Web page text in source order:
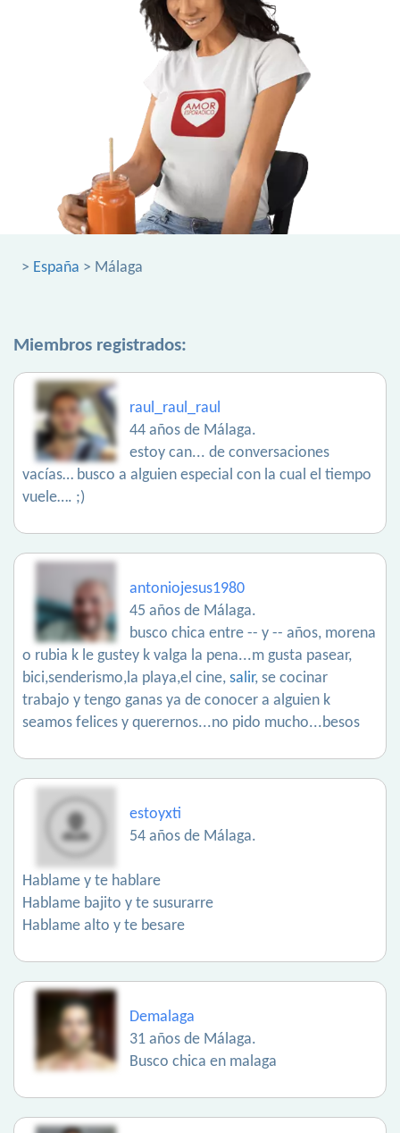
> España > Málaga
Miembros registrados:
raul_raul_raul
44 años de Málaga.
estoy can... de conversaciones
vacías… busco a alguien especial con la cual el tiempo
vuele…. ;)
antoniojesus1980
45 años de Málaga.
busco chica entre -- y -- años, morena
o rubia k le gustey k valga la pena...m gusta pasear,
bici,senderismo,la playa,el cine, salir, se cocinar
trabajo y tengo ganas ya de conocer a alguien k
seamos felices y querernos...no pido mucho...besos
estoyxti
54 años de Málaga.
Hablame y te hablare
Hablame bajito y te susurarre
Hablame alto y te besare
Demalaga
31 años de Málaga.
Busco chica en malaga